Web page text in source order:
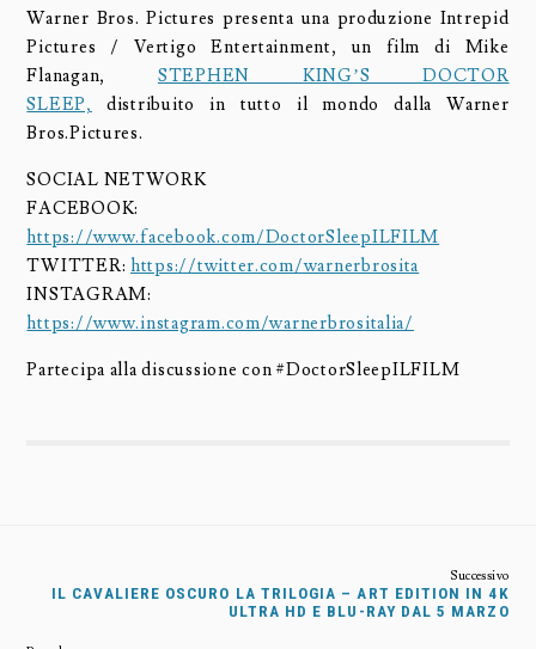
Warner Bros. Pictures presenta una produzione Intrepid
Pictures / Vertigo Entertainment, un film di Mike
Flanagan, STEPHEN KING’S DOCTOR
SLEEP, distribuito in tutto il mondo dalla Warner
Bros.Pictures.
SOCIAL NETWORK
FACEBOOK:
https://www.facebook.com/DoctorSleepILFILM
TWITTER:https://twitter.com/warnerbrosita
INSTAGRAM:
https://www.instagram.com/warnerbrositalia/
Partecipa alla discussione con #DoctorSleepILFILM
IL CAVALIERE OSCURO LA TRILOGIA – ART EDITION IN 4K
ULTRA HD E BLU-RAY DAL 5 MARZO